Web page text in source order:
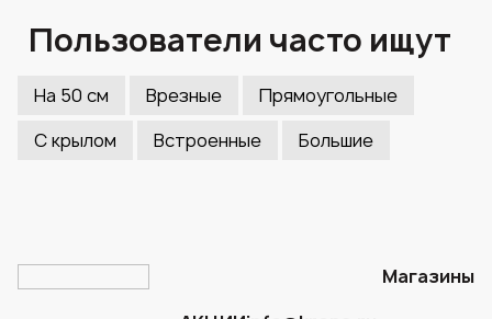
Пользователи часто ищут
На 50 см Врезные
Прямоугольные
С крылом
Встроенные Большие
Магазины